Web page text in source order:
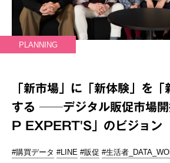
PLANNING
「新市場」に「新体験」を
する ──デジタル販促市場開
P EXPERT'S」のビジョン
#購買データ #LINE #販促 #生活者